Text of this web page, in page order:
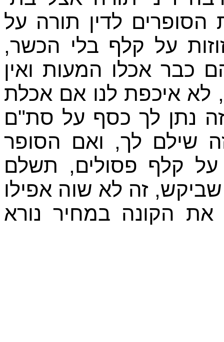
לדין תורה על
על קלף בלי הכשר,
כבר אכלו המעות ואין
לא איכפת לנו אם אכלת
נתן לך כסף על סת"ם
שילם לך, ואם הסופר
על קלף פסולים, תשלם
זה לא שוה אפילו
הקונה במחיר נורא